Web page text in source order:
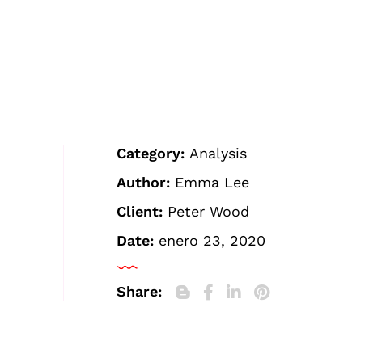
Category: Analysis
Author: Emma Lee
Client: Peter Wood
Date: enero 23, 2020
Share: